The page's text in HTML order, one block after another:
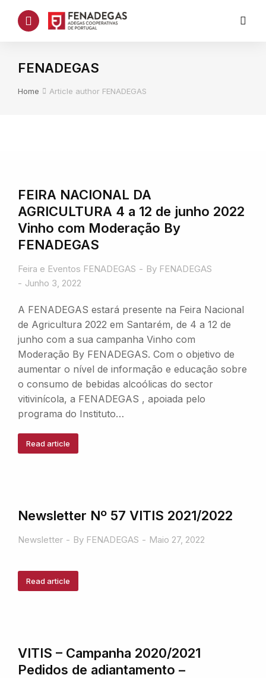
FENADEGAS
You are here:
Home Article author FENADEGAS
FEIRA NACIONAL DA
AGRICULTURA 4 a 12 de junho 2022
Vinho com Moderação By
FENADEGAS
Feira e Eventos FENADEGAS By FENADEGAS
Junho 3, 2022
A FENADEGAS estará presente na Feira Nacional
de Agricultura 2022 em Santarém, de 4 a 12 de
junho com a sua campanha Vinho com
Moderação By FENADEGAS. Com o objetivo de
aumentar o nível de informação e educação sobre
o consumo de bebidas alcoólicas do sector
vitivinícola, a FENADEGAS , apoiada pelo
programa do Instituto…
Read article
Newsletter Nº 57 VITIS 2021/2022
Newsletter By FENADEGAS Maio 27, 2022
Read article
VITIS – Campanha 2020/2021
Pedidos de adiantamento –